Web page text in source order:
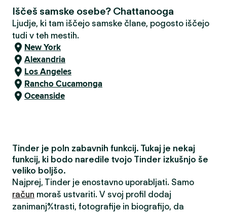
Iščeš samske osebe? Chattanooga
Ljudje, ki tam iščejo samske člane, pogosto iščejo
tudi v teh mestih.
New York
Alexandria
Los Angeles
Rancho Cucamonga
Oceanside
Tinder je poln zabavnih funkcij. Tukaj je nekaj
funkcij, ki bodo naredile tvojo Tinder izkušnjo še
veliko boljšo.
Najprej, Tinder je enostavno uporabljati. Samo
račun moraš ustvariti. V svoj profil dodaj
zanimanja/strasti, fotografije in biografijo, da